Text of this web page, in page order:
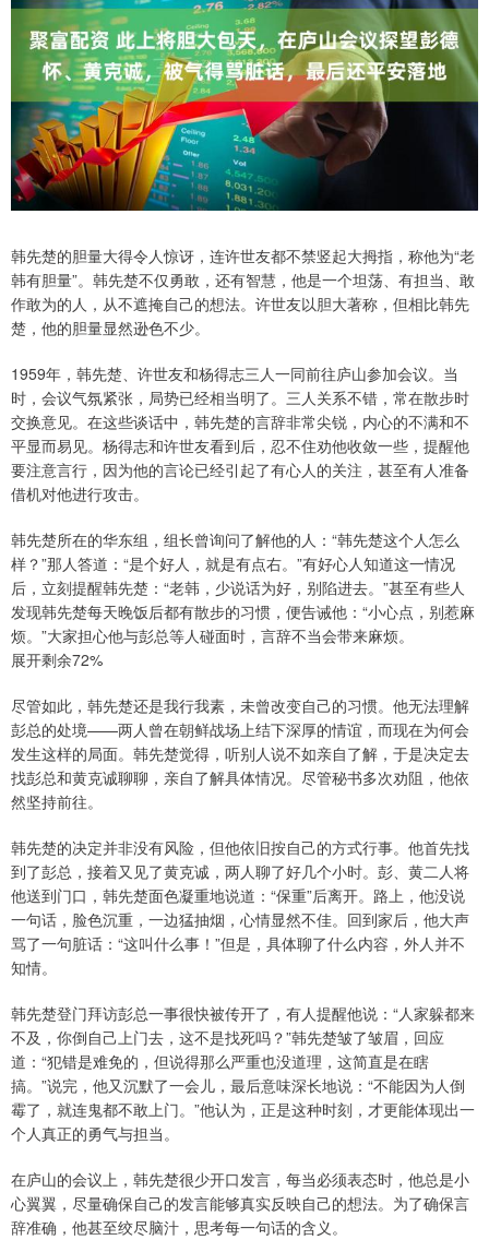
韩先楚的胆量大得令人惊讶，连许世友都不禁竖起大拇指，称他为“老
韩有胆量”。韩先楚不仅勇敢，还有智慧，他是一个坦荡、有担当、敢
作敢为的人，从不遮掩自己的想法。许世友以胆大著称，但相比韩先
楚，他的胆量显然逊色不少。
1959年，韩先楚、许世友和杨得志三人一同前往庐山参加会议。当
时，会议气氛紧张，局势已经相当明了。三人关系不错，常在散步时
交换意见。在这些谈话中，韩先楚的言辞非常尖锐，内心的不满和不
平显而易见。杨得志和许世友看到后，忍不住劝他收敛一些，提醒他
要注意言行，因为他的言论已经引起了有心人的关注，甚至有人准备
借机对他进行攻击。
韩先楚所在的华东组，组长曾询问了解他的人：“韩先楚这个人怎么
样？”那人答道：“是个好人，就是有点右。”有好心人知道这一情况
后，立刻提醒韩先楚：“老韩，少说话为好，别陷进去。”甚至有些人
发现韩先楚每天晚饭后都有散步的习惯，便告诫他：“小心点，别惹麻
烦。”大家担心他与彭总等人碰面时，言辞不当会带来麻烦。
展开剩余72%
尽管如此，韩先楚还是我行我素，未曾改变自己的习惯。他无法理解
彭总的处境——两人曾在朝鲜战场上结下深厚的情谊，而现在为何会
发生这样的局面。韩先楚觉得，听别人说不如亲自了解，于是决定去
找彭总和黄克诚聊聊，亲自了解具体情况。尽管秘书多次劝阻，他依
然坚持前往。
韩先楚的决定并非没有风险，但他依旧按自己的方式行事。他首先找
到了彭总，接着又见了黄克诚，两人聊了好几个小时。彭、黄二人将
他送到门口，韩先楚面色凝重地说道：“保重”后离开。路上，他没说
一句话，脸色沉重，一边猛抽烟，心情显然不佳。回到家后，他大声
骂了一句脏话：“这叫什么事！”但是，具体聊了什么内容，外人并不
知情。
韩先楚登门拜访彭总一事很快被传开了，有人提醒他说：“人家躲都来
不及，你倒自己上门去，这不是找死吗？”韩先楚皱了皱眉，回应
道：“犯错是难免的，但说得那么严重也没道理，这简直是在瞎
搞。”说完，他又沉默了一会儿，最后意味深长地说：“不能因为人倒
霉了，就连鬼都不敢上门。”他认为，正是这种时刻，才更能体现出一
个人真正的勇气与担当。
在庐山的会议上，韩先楚很少开口发言，每当必须表态时，他总是小
心翼翼，尽量确保自己的发言能够真实反映自己的想法。为了确保言
辞准确，他甚至绞尽脑汁，思考每一句话的含义。